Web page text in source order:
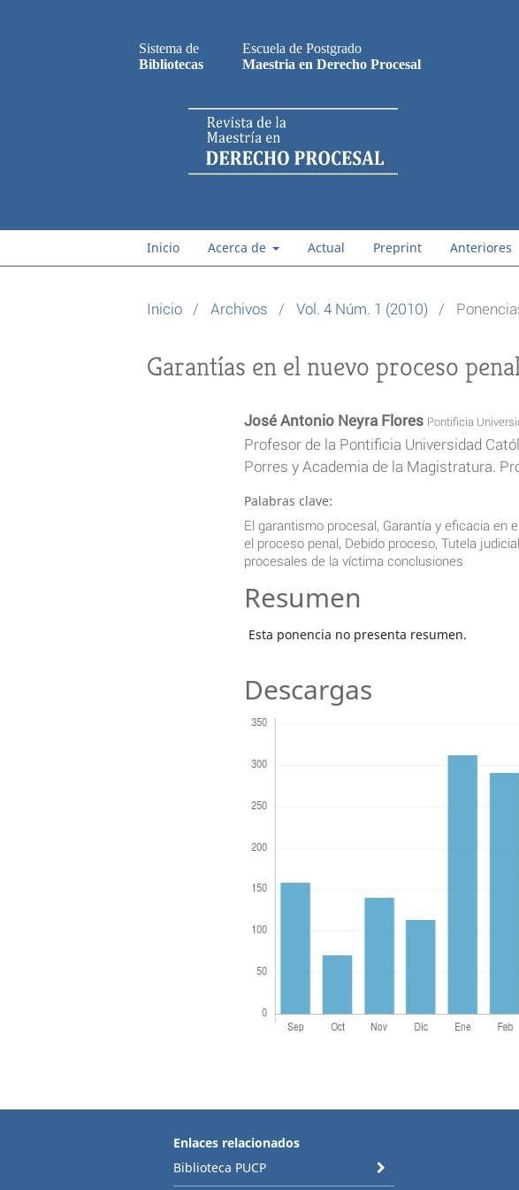
Sistema de
Bibliotecas
Escuela de Postgrado
Maestria en Derecho Procesal
Inicio Acerca de Actual Preprint Anteriores
Inicio / Archivos / Vol. 4 Núm. 1 (2010) /
Garantías en el nuevo proceso
José Antonio Neyra Flores Pontificia
Profesor de la Pontificia Universidad
Porres y Academia de la Magistratura.
Palabras clave:
El garantismo procesal, Garantía y eficacia en
el proceso penal, Debido proceso, Tutela
procesales de la víctima conclusiones
Resumen
Esta ponencia no presenta resumen.
Descargas
Enlaces relacionados
Biblioteca PUCP